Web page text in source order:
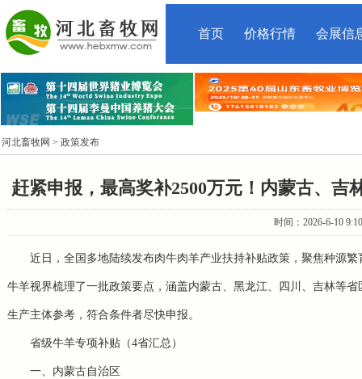
首页 价格行情 会展信
河北畜牧网 > 政策发布
赶紧申报，最高奖补2500万元！内蒙古、
时间：2026-6-10
近日，全国多地陆续发布肉牛肉羊产业扶持补贴政策，聚焦种源
牛羊视界梳理了一批政策要点，涵盖内蒙古、黑龙江、四川、吉林等
生产主体参考，符合条件者尽快申报。
省级牛羊专项补贴（4省汇总）
一、内蒙古自治区